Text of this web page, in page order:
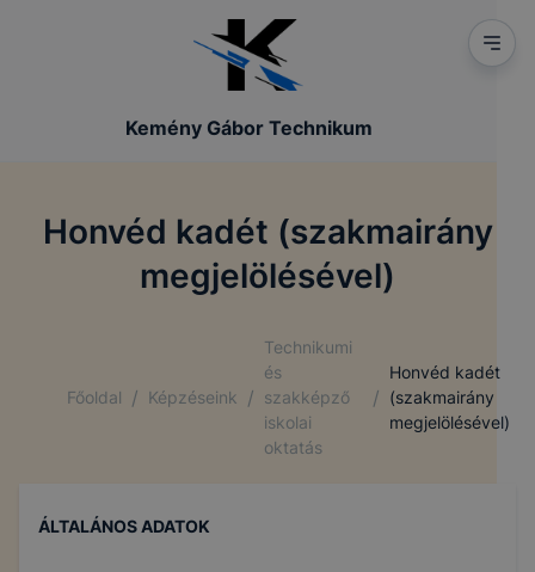
Kemény Gábor Technikum
Honvéd kadét (szakmairány
megjelölésével)
Főoldal / Képzéseink /
Technikumi
és
szakképző
iskolai
oktatás
/
Honvéd kadét
(szakmairány
megjelölésével)
ÁLTALÁNOS ADATOK